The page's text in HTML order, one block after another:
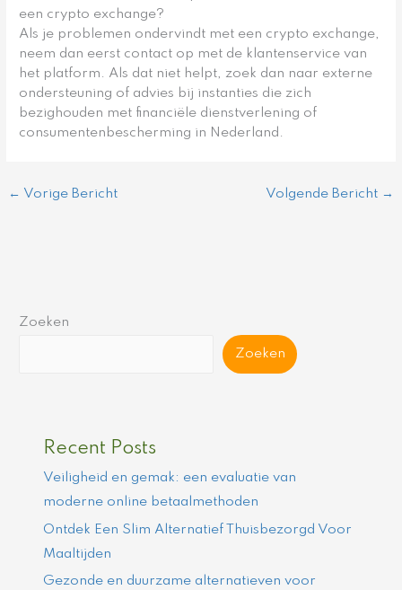
een crypto exchange?
Als je problemen ondervindt met een crypto exchange,
neem dan eerst contact op met de klantenservice van
het platform. Als dat niet helpt, zoek dan naar externe
ondersteuning of advies bij instanties die zich
bezighouden met financiële dienstverlening of
consumentenbescherming in Nederland.
← Vorige Bericht Volgende Bericht →
Zoeken
Zoeken
Recent Posts
Veiligheid en gemak: een evaluatie van
moderne online betaalmethoden
Ontdek Een Slim Alternatief Thuisbezorgd Voor
Maaltijden
Gezonde en duurzame alternatieven voor